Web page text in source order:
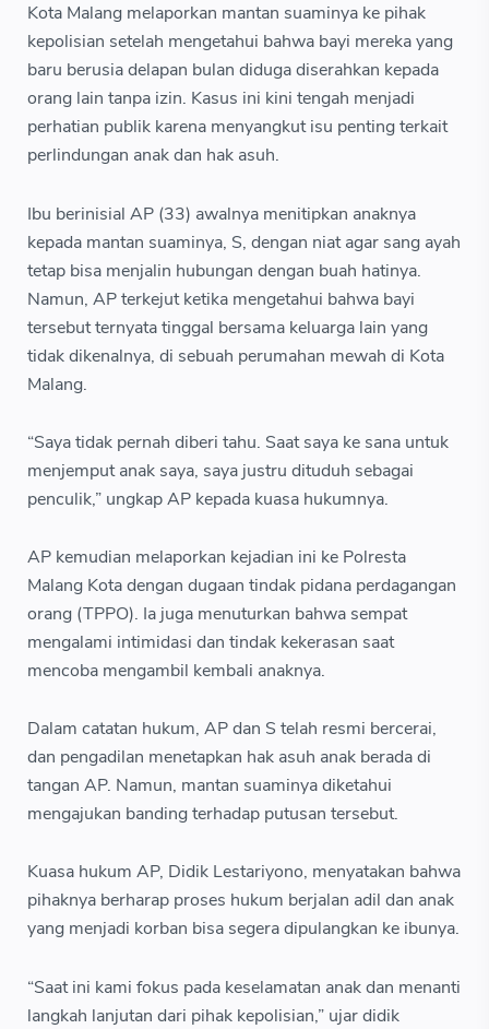
Kota Malang melaporkan mantan suaminya ke pihak
kepolisian setelah mengetahui bahwa bayi mereka yang
baru berusia delapan bulan diduga diserahkan kepada
orang lain tanpa izin. Kasus ini kini tengah menjadi
perhatian publik karena menyangkut isu penting terkait
perlindungan anak dan hak asuh.
Ibu berinisial AP (33) awalnya menitipkan anaknya
kepada mantan suaminya, S, dengan niat agar sang ayah
tetap bisa menjalin hubungan dengan buah hatinya.
Namun, AP terkejut ketika mengetahui bahwa bayi
tersebut ternyata tinggal bersama keluarga lain yang
tidak dikenalnya, di sebuah perumahan mewah di Kota
Malang.
“Saya tidak pernah diberi tahu. Saat saya ke sana untuk
menjemput anak saya, saya justru dituduh sebagai
penculik,” ungkap AP kepada kuasa hukumnya.
AP kemudian melaporkan kejadian ini ke Polresta
Malang Kota dengan dugaan tindak pidana perdagangan
orang (TPPO). Ia juga menuturkan bahwa sempat
mengalami intimidasi dan tindak kekerasan saat
mencoba mengambil kembali anaknya.
Dalam catatan hukum, AP dan S telah resmi bercerai,
dan pengadilan menetapkan hak asuh anak berada di
tangan AP. Namun, mantan suaminya diketahui
mengajukan banding terhadap putusan tersebut.
Kuasa hukum AP, Didik Lestariyono, menyatakan bahwa
pihaknya berharap proses hukum berjalan adil dan anak
yang menjadi korban bisa segera dipulangkan ke ibunya.
“Saat ini kami fokus pada keselamatan anak dan menanti
langkah lanjutan dari pihak kepolisian,” ujar didik